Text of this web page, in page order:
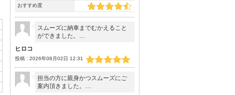
おすすめ度
スムーズに納車までむかえること
ができました。…
ヒロコ
投稿 : 2026年08月02日 12:31
担当の方に親身かつスムーズにご
案内頂きました。…